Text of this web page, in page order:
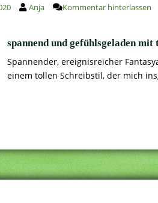
Anja Kommentar hinterlassen
spannend und gefühlsgeladen
Spannender, ereignisreicher
einem tollen Schreibstil, der mich